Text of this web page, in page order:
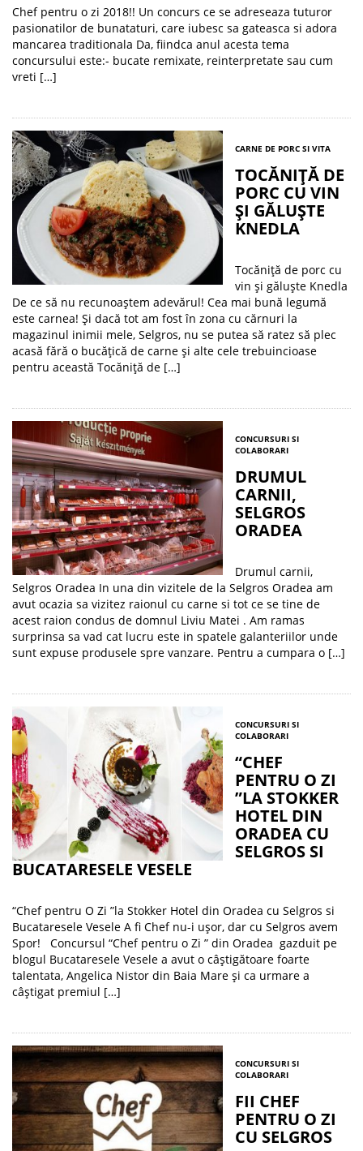
Chef pentru o zi 2018!! Un concurs ce se adreseaza tuturor
pasionatilor de bunataturi, care iubesc sa gateasca si adora
mancarea traditionala Da, fiindca anul acesta tema
concursului este:- bucate remixate, reinterpretate sau cum
vreti […]
CARNE DE PORC SI VITA
TOCĂNIŢĂ DE
PORC CU VIN
ŞI GĂLUŞTE
KNEDLA
Tocăniţă de porc cu
vin şi găluşte Knedla
De ce să nu recunoaştem adevărul! Cea mai bună legumă
este carnea! Şi dacă tot am fost în zona cu cărnuri la
magazinul inimii mele, Selgros, nu se putea să ratez să plec
acasă fără o bucăţică de carne şi alte cele trebuincioase
pentru această Tocăniţă de […]
CONCURSURI SI
COLABORARI
DRUMUL
CARNII,
SELGROS
ORADEA
Drumul carnii,
Selgros Oradea In una din vizitele de la Selgros Oradea am
avut ocazia sa vizitez raionul cu carne si tot ce se tine de
acest raion condus de domnul Liviu Matei . Am ramas
surprinsa sa vad cat lucru este in spatele galanteriilor unde
sunt expuse produsele spre vanzare. Pentru a cumpara o […]
CONCURSURI SI
COLABORARI
“CHEF
PENTRU O ZI
”LA STOKKER
HOTEL DIN
ORADEA CU
SELGROS SI
BUCATARESELE VESELE
“Chef pentru O Zi ”la Stokker Hotel din Oradea cu Selgros si
Bucataresele Vesele A fi Chef nu-i ușor, dar cu Selgros avem
Spor! Concursul “Chef pentru o Zi ” din Oradea gazduit pe
blogul Bucataresele Vesele a avut o câştigătoare foarte
talentata, Angelica Nistor din Baia Mare şi ca urmare a
câştigat premiul […]
CONCURSURI SI
COLABORARI
FII CHEF
PENTRU O ZI
CU SELGROS